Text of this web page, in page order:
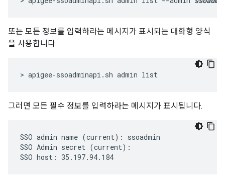
또는 모든 정보를 입력하라는 메시지가 표시되는 대화형 양식
을 사용합니다.
> apigee-ssoadminapi.sh admin list
그러면 모든 필수 정보를 입력하라는 메시지가 표시됩니다.
SSO admin name (current): ssoadmin
SSO Admin secret (current):
SSO host: 35.197.94.184